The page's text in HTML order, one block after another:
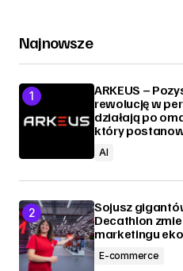
Najnowsze
ARKEUS –
rewolucję w
działają po
który
AI
Sojusz
Decathlon
marketingu
E-commerce